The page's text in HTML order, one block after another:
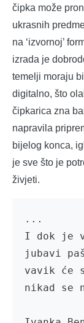
čipka može
ukrasnih
na ‘izvornoj’
izrada je
temelji moraju
digitalno, što
čipkarica zna
napravila
bijelog konca,
je sve što je
živjeti.
...
I dok je
jubavi
vavik će
nikad se